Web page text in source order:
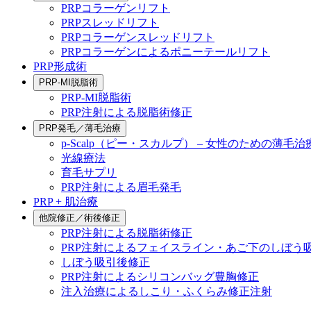
PRPコラーゲンリフト
PRPスレッドリフト
PRPコラーゲンスレッドリフト
PRPコラーゲンによるポニーテールリフト
PRP形成術
PRP-MI脱脂術
PRP-MI脱脂術
PRP注射による脱脂術修正
PRP発毛／薄毛治療
p-Scalp（ピー・スカルプ） – 女性のための薄毛治
光線療法
育毛サプリ
PRP注射による眉毛発毛
PRP + 肌治療
他院修正／術後修正
PRP注射による脱脂術修正
PRP注射によるフェイスライン・あご下のしぼう
しぼう吸引後修正
PRP注射によるシリコンバッグ豊胸修正
注入治療によるしこり・ふくらみ修正注射